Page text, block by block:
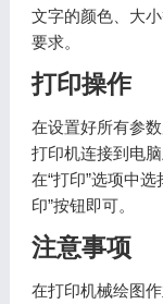
文字的颜色、大
要求。
打印操作
在设置好所有参
打印机连接到电
在“打印”选项中
印”按钮即可。
注意事项
在打印机械绘图